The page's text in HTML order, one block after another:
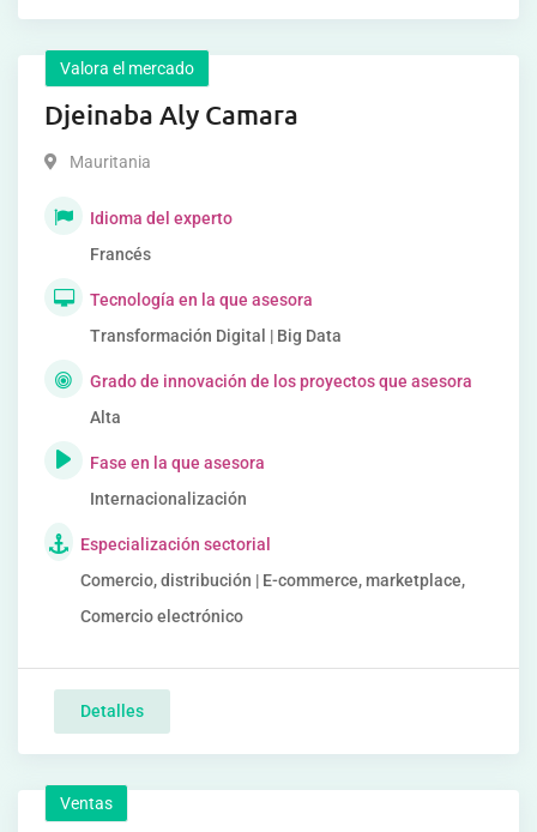
Valora el mercado
Djeinaba Aly Camara
Mauritania
Idioma del experto
Francés
Tecnología en la que asesora
Transformación Digital | Big Data
Grado de innovación de los proyectos que asesora
Alta
Fase en la que asesora
Internacionalización
Especialización sectorial
Comercio, distribución | E-commerce, marketplace,
Comercio electrónico
Detalles
Ventas